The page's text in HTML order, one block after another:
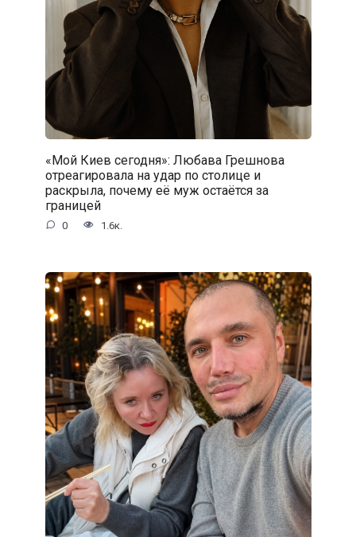
«Мой Киев сегодня»: Любава Грешнова
отреагировала на удар по столице и
раскрыла, почему её муж остаётся за
границей
0 1.6к.